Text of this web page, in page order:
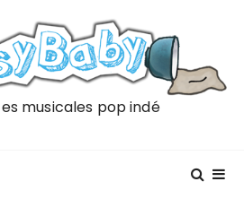
musicales pop indé